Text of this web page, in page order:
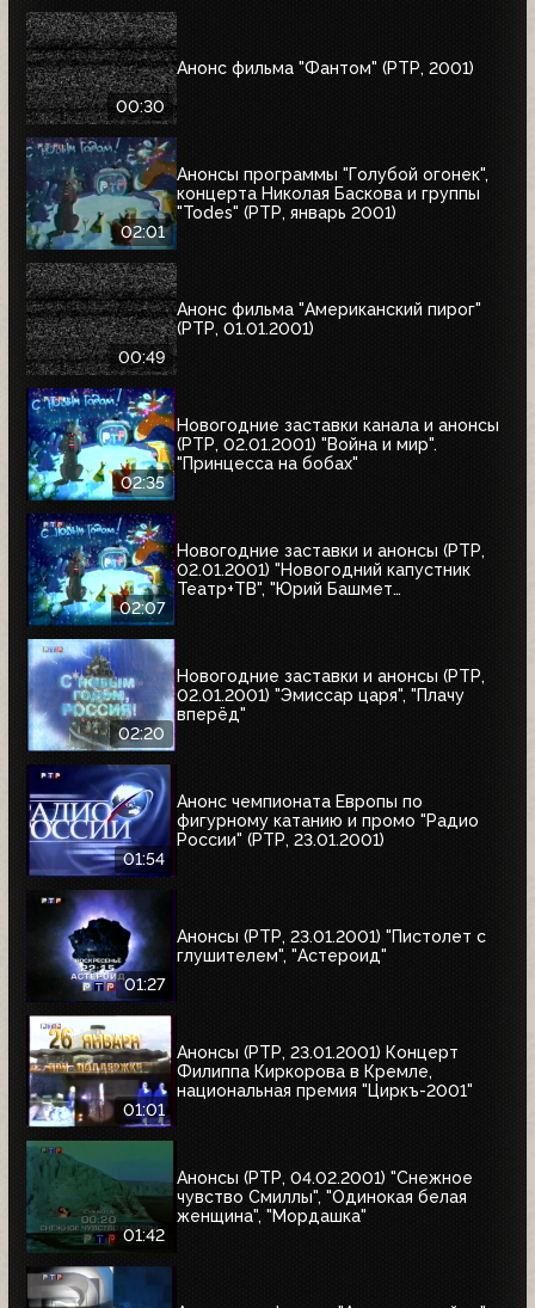
00:30
Анонс фильма "Фантом" (РТР, 2001)
02:01
Анонсы программы "Голубой огонек",
концерта Николая Баскова и группы
"Todes" (РТР, январь 2001)
00:49
Анонс фильма "Американский пирог"
(РТР, 01.01.2001)
02:35
Новогодние заставки канала и анонсы
(РТР, 02.01.2001) "Война и мир".
"Принцесса на бобах"
02:07
Новогодние заставки и анонсы (РТР,
02.01.2001) "Новогодний капустник
Театр+ТВ", "Юрий Башмет
02:20
Новогодние заставки и анонсы (РТР,
02.01.2001) "Эмиссар царя", "Плачу
вперёд"
01:54
Анонс чемпионата Европы по
фигурному катанию и промо "Радио
России" (РТР, 23.01.2001)
01:27
Анонсы (РТР, 23.01.2001) "Пистолет с
глушителем", "Астероид"
01:01
Анонсы (РТР, 23.01.2001) Концерт
Филиппа Киркорова в Кремле,
национальная премия "Циркъ-2001"
01:42
Анонсы (РТР, 04.02.2001) "Снежное
чувство Смиллы", "Одинокая белая
женщина", "Мордашка"